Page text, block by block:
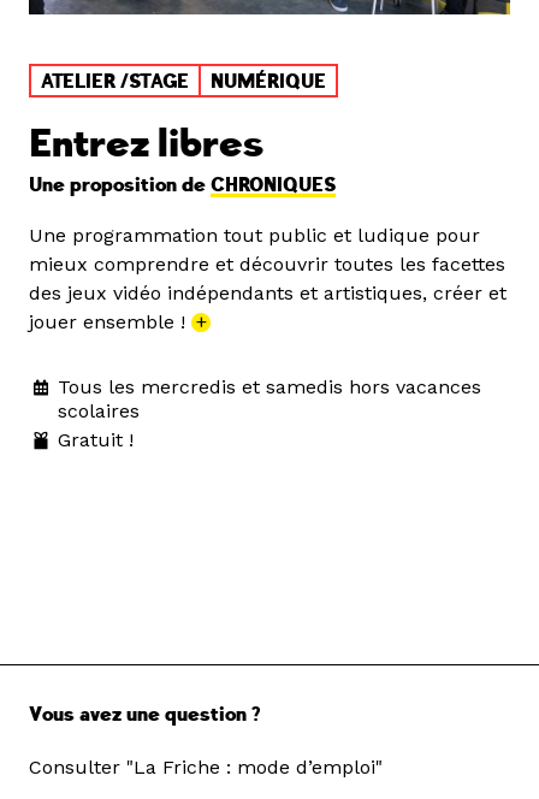
ATELIER /STAGE NUMÉRIQUE
Entrez libres
Une proposition de CHRONIQUES
Une programmation tout public et ludique pour
mieux comprendre et découvrir toutes les facettes
des jeux vidéo indépendants et artistiques, créer et
jouer ensemble ! +
Tous les mercredis et samedis hors vacances
scolaires
Gratuit !
Vous avez une question ?
Consulter "La Friche : mode d’emploi"